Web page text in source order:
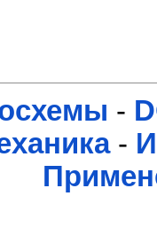
-
-